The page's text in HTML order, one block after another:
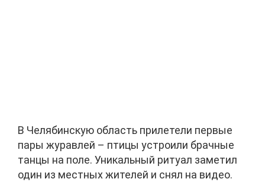
В Челябинскую область прилетели первые
пары журавлей – птицы устроили брачные
танцы на поле. Уникальный ритуал заметил
один из местных жителей и снял на видео.